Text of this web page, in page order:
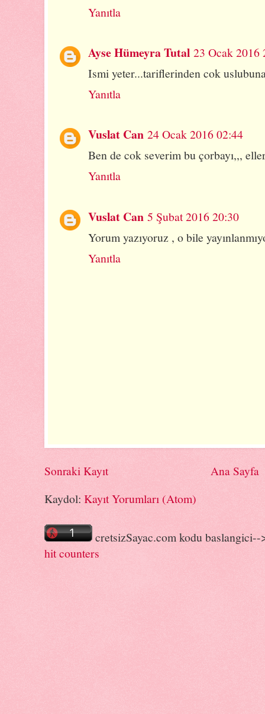
Yanıtla
Ayse Hümeyra Tutal 23 Ocak 2016
Ismi yeter...tariflerinden cok
Yanıtla
Vuslat Can 24 Ocak 2016 02:44
Ben de cok severim bu çorbayı,,,
Yanıtla
Vuslat Can 5 Şubat 2016 20:30
Yorum yazıyoruz , o bile
Yanıtla
Sonraki Kayıt Ana Sayfa
Kaydol: Kayıt Yorumları (Atom)
cretsizSayac.com kodu baslangici--
hit counters